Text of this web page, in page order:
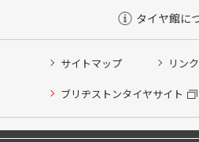
タイヤ館に
サイトマップ リンク
ブリヂストンタイヤサイト
検・安全点検/タイヤ履き替え/オイル交
契約会員専用タイヤ履き替え※タイヤ履
ヤ履き替え順番待ち予約 ※クローク契